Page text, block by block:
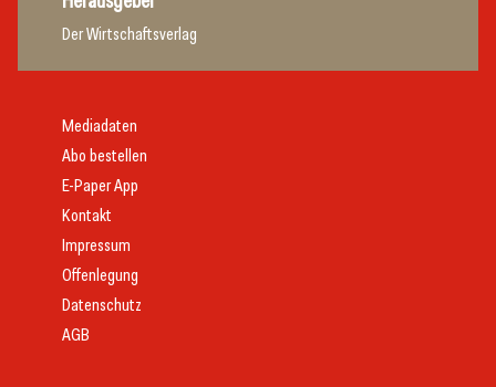
Der Wirtschaftsverlag
Mediadaten
Abo bestellen
E-Paper App
Kontakt
Impressum
Offenlegung
Datenschutz
AGB